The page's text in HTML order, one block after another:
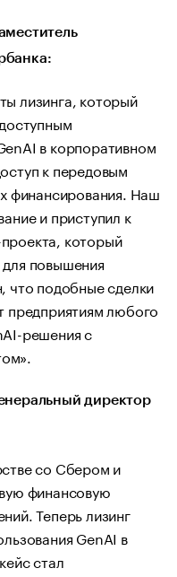
лизинга, который
в корпоративном
к передовым
финансирования. Наш
и приступил к
который
повышения
что подобные сделки
предприятиям любого
решения с
директор
со Сбером и
финансовую
Теперь лизинг
GenAI в
стал